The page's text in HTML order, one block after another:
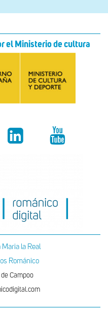
el Ministerio de cultura
la Real
Románico
Campoo